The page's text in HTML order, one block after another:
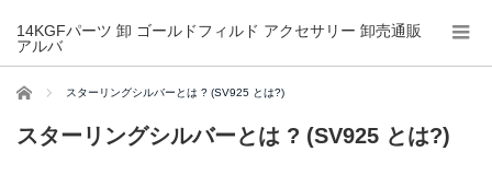
14KGFパーツ 卸 ゴールドフィルド アクセサリー 卸売通販
アルバ
ホーム スターリングシルバーとは ? (SV925 とは?)
スターリングシルバーとは ? (SV925 とは?)